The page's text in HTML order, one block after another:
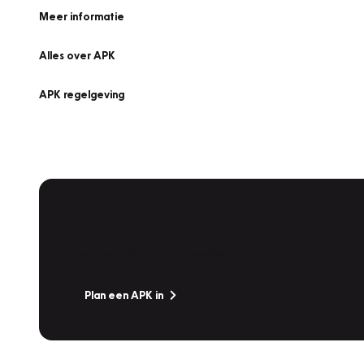
Meer informatie
Alles over APK
APK regelgeving
Plan een APK in